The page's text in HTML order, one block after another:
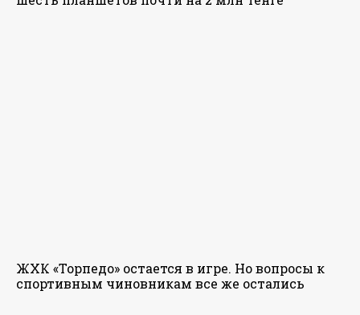
ЖХК «Торпедо» остается в игре. Но вопросы к
спортивным чиновникам все же остались